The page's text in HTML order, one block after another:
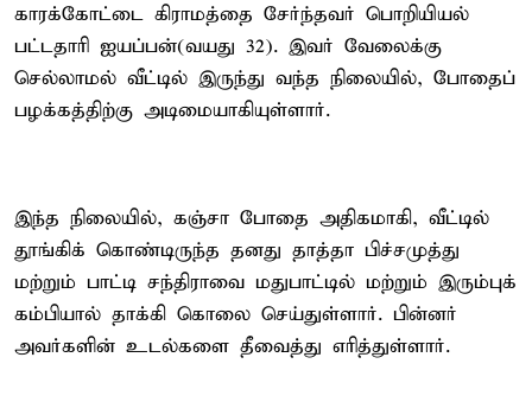
காரக்கோட்டை கிராமத்தை சேர்ந்தவர் பொறியியல்
பட்டதாரி ஐயப்பன்(வயது 32). இவர் வேலைக்கு
செல்லாமல் வீட்டில் இருந்து வந்த நிலையில், போதைப்
பழக்கத்திற்கு அடிமையாகியுள்ளார்.
இந்த நிலையில், கஞ்சா போதை அதிகமாகி, வீட்டில்
தூங்கிக் கொண்டிருந்த தனது தாத்தா பிச்சமுத்து
மற்றும் பாட்டி சந்திராவை மதுபாட்டில் மற்றும் இரும்புக்
கம்பியால் தாக்கி கொலை செய்துள்ளார். பின்னர்
அவர்களின் உடல்களை தீவைத்து எரித்துள்ளார்.